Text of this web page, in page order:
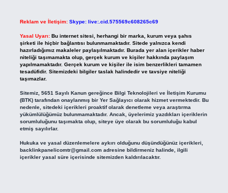
Reklam ve İletişim: Skype: live:.cid.575569c608265c69
Yasal Uyarı: Bu internet sitesi, herhangi bir marka, kurum veya şahıs
şirketi ile hiçbir bağlantısı bulunmamaktadır. Sitede yalnızca kendi
hazırladığımız makaleler paylaşılmaktadır. Burada yer alan içerikler haber
niteliği taşımamakta olup, gerçek kurum ve kişiler hakkında paylaşım
yapılmamaktadır. Gerçek kurum ve kişiler ile isim benzerlikleri tamamen
tesadüfidir. Sitemizdeki bilgiler taslak halindedir ve tavsiye niteliği
taşımazlar.
Sitemiz, 5651 Sayılı Kanun gereğince Bilgi Teknolojileri ve İletişim Kurumu
(BTK) tarafından onaylanmış bir Yer Sağlayıcı olarak hizmet vermektedir. Bu
nedenle, sitedeki içerikleri proaktif olarak denetleme veya araştırma
yükümlülüğümüz bulunmamaktadır. Ancak, üyelerimiz yazdıkları içeriklerin
sorumluluğunu taşımakta olup, siteye üye olarak bu sorumluluğu kabul
etmiş sayılırlar.
Hukuka ve yasal düzenlemelere aykırı olduğunu düşündüğünüz içerikleri,
backlinkpanelicomtr@gmail.comadresine bildirmeniz halinde, ilgili
içerikler yasal süre içerisinde sitemizden kaldırılacaktır.